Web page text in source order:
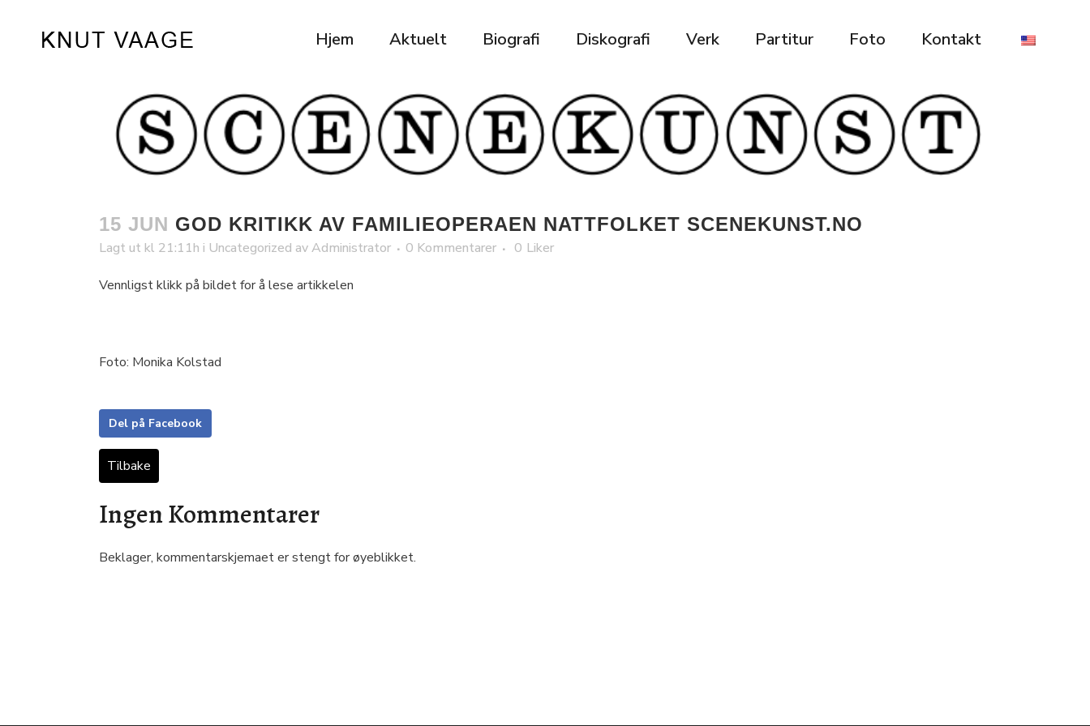
Hjem Aktuelt Biografi Diskografi Verk Partitur Foto Kontakt
15 JUN GOD KRITIKK AV FAMILIEOPERAEN NATTFOLKET SCENEKUNST.NO
Lagt ut kl 21:11h i Uncategorized avAdministrator 0 Kommentarer 0 Liker
Vennligst klikk på bildet for å lese artikkelen
Foto: Monika Kolstad
Del på Facebook
Tilbake
Ingen Kommentarer
Beklager, kommentarskjemaet er stengt for øyeblikket.